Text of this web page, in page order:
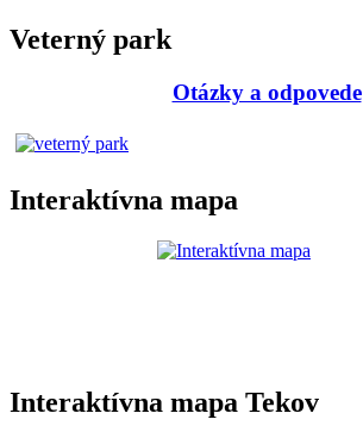
Veterný park
Otázky a odpovede
Interaktívna mapa
Interaktívna mapa Tekov